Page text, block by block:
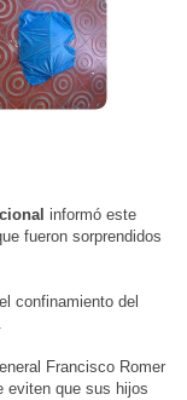
informó este
fueron sorprendidos
confinamiento del
Francisco Romer
eviten que sus hijos